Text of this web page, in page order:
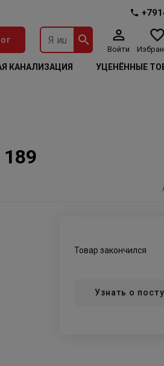
Войти
КАНАЛИЗАЦИЯ УЦЕНЁННЫЕ
Товар закончился
Узнать о